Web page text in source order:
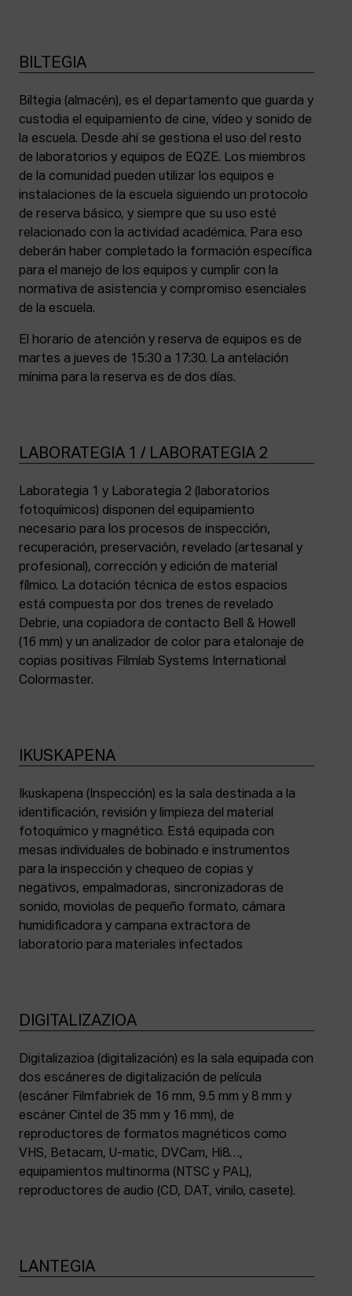
BILTEGIA
Biltegia (almacén), es el departamento que guarda y
custodia el equipamiento de cine, vídeo y sonido de
la escuela. Desde ahí se gestiona el uso del resto
de laboratorios y equipos de EQZE. Los miembros
de la comunidad pueden utilizar los equipos e
instalaciones de la escuela siguiendo un protocolo
de reserva básico, y siempre que su uso esté
relacionado con la actividad académica. Para eso
deberán haber completado la formación específica
para el manejo de los equipos y cumplir con la
normativa de asistencia y compromiso esenciales
de la escuela.
El horario de atención y reserva de equipos es de
martes a jueves de 15:30 a 17:30. La antelación
mínima para la reserva es de dos días.
LABORATEGIA 1 / LABORATEGIA 2
Laborategia 1 y Laborategia 2 (laboratorios
fotoquímicos) disponen del equipamiento
necesario para los procesos de inspección,
recuperación, preservación, revelado (artesanal y
profesional), corrección y edición de material
fílmico. La dotación técnica de estos espacios
está compuesta por dos trenes de revelado
Debrie, una copiadora de contacto Bell & Howell
(16 mm) y un analizador de color para etalonaje de
copias positivas Filmlab Systems International
Colormaster.
IKUSKAPENA
Ikuskapena (Inspección) es la sala destinada a la
identificación, revisión y limpieza del material
fotoquímico y magnético. Está equipada con
mesas individuales de bobinado e instrumentos
para la inspección y chequeo de copias y
negativos, empalmadoras, sincronizadoras de
sonido, moviolas de pequeño formato, cámara
humidificadora y campana extractora de
laboratorio para materiales infectados
DIGITALIZAZIOA
Digitalizazioa (digitalización) es la sala equipada con
dos escáneres de digitalización de película
(escáner Filmfabriek de 16 mm, 9.5 mm y 8 mm y
escáner Cintel de 35 mm y 16 mm), de
reproductores de formatos magnéticos como
VHS, Betacam, U-matic, DVCam, Hi8…,
equipamientos multinorma (NTSC y PAL),
reproductores de audio (CD, DAT, vinilo, casete).
LANTEGIA